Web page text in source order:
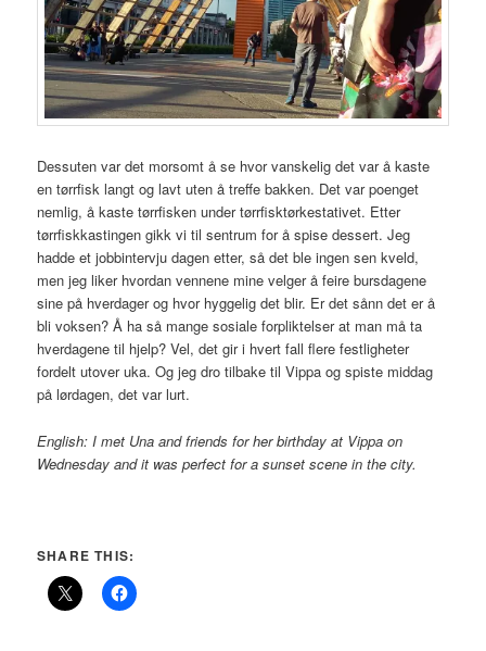
Dessuten var det morsomt å se hvor vanskelig det var å kaste
en tørrfisk langt og lavt uten å treffe bakken. Det var poenget
nemlig, å kaste tørrfisken under tørrfisktørkestativet. Etter
tørrfiskkastingen gikk vi til sentrum for å spise dessert. Jeg
hadde et jobbintervju dagen etter, så det ble ingen sen kveld,
men jeg liker hvordan vennene mine velger å feire bursdagene
sine på hverdager og hvor hyggelig det blir. Er det sånn det er å
bli voksen? Å ha så mange sosiale forpliktelser at man må ta
hverdagene til hjelp? Vel, det gir i hvert fall flere festligheter
fordelt utover uka. Og jeg dro tilbake til Vippa og spiste middag
på lørdagen, det var lurt.
English: I met Una and friends for her birthday at Vippa on
Wednesday and it was perfect for a sunset scene in the city.
SHARE THIS: